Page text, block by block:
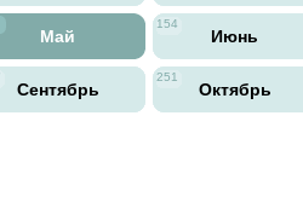
Май
154
Июнь
Сентябрь
251
Октябрь